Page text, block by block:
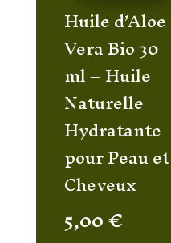
Huile d’Aloe
Vera Bio 30
ml – Huile
Naturelle
Hydratante
pour Peau et
Cheveux
5,00€